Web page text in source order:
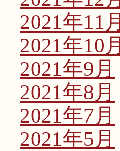
2021年11月
2021年10月
2021年9月
2021年8月
2021年7月
2021年5月